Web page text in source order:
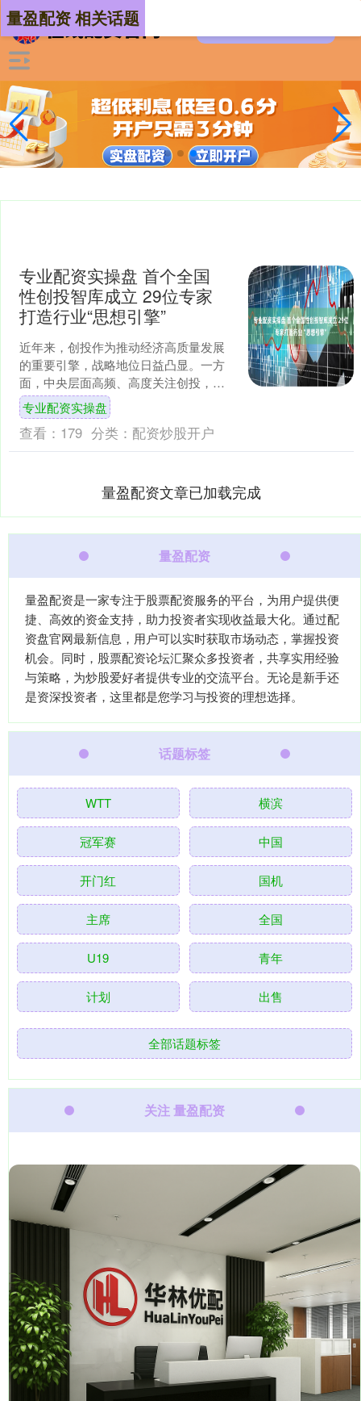
量盈配资 相关话题
专业配资实操盘 首个全国
性创投智库成立 29位专家
打造行业“思想引擎”
近年来，创投作为推动经济高质量发展
的重要引擎，战略地位日益凸显。一方
面，中央层面高频、高度关注创投，顶
层制度设计不断出台；另一方面，地方
借力创投实现经济高质量发....
专业配资实操盘
查看： 179 分类： 配资炒股开户
量盈配资文章已加载完成
量盈配资
量盈配资是一家专注于股票配资服务的平台，为用户提供便
捷、高效的资金支持，助力投资者实现收益最大化。通过配
资盘官网最新信息，用户可以实时获取市场动态，掌握投资
机会。同时，股票配资论坛汇聚众多投资者，共享实用经验
与策略，为炒股爱好者提供专业的交流平台。无论是新手还
是资深投资者，这里都是您学习与投资的理想选择。
话题标签
WTT 横滨
冠军赛 中国
开门红 国机
主席 全国
U19 青年
计划 出售
全部话题标签
关注 量盈配资